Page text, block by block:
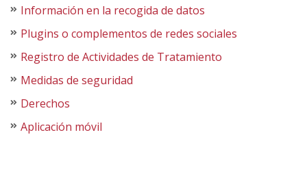
Información en la recogida de datos
Plugins o complementos de redes sociales
Registro de Actividades de Tratamiento
Medidas de seguridad
Derechos
Aplicación móvil